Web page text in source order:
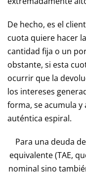
De hecho, es el
cuota quiere hacer
cantidad fija o un
obstante, si esta
ocurrir que la
los intereses
forma, se acumula y
auténtica espiral.
Para una deuda
equivalente (TAE,
nominal sino